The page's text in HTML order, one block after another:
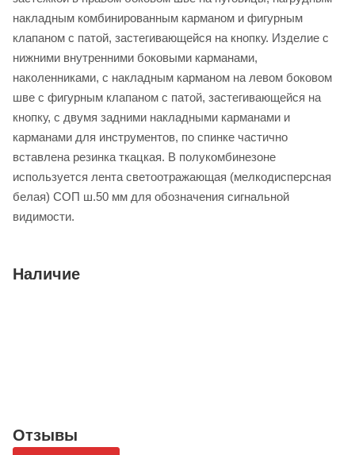
накладным комбинированным карманом и фигурным
клапаном с патой, застегивающейся на кнопку. Изделие с
нижними внутренними боковыми карманами,
наколенниками, с накладным карманом на левом боковом
шве с фигурным клапаном с патой, застегивающейся на
кнопку, с двумя задними накладными карманами и
карманами для инструментов, по спинке частично
вставлена резинка ткацкая. В полукомбинезоне
используется лента светоотражающая (мелкодисперсная
белая) СОП ш.50 мм для обозначения сигнальной
видимости.
Наличие
Отзывы